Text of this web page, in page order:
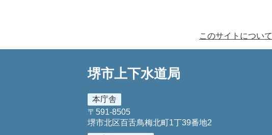
このサイトについて
堺市上下水道局
本庁舎
〒591-8505
堺市北区百舌鳥梅北町1丁39番地2